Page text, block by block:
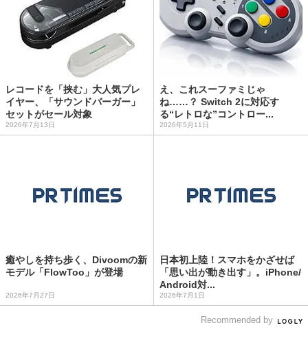
レコードを「挟む」大人気プレ
イヤー、「サウンドバーガー」
セットがセール対象
2026年7月13日
え、これスーファミじゃ
ね……？ Switch 2に対応す
る“レトロな”コントロー...
2026年5月11日
癒やしを持ち歩く、Divoomの新
モデル「FlowToo」が登場
2026年7月27日
日本初上陸！スマホをかざせば
「思い出が動き出す」。iPhone/
Android対...
2026年7月1日
Recommended by